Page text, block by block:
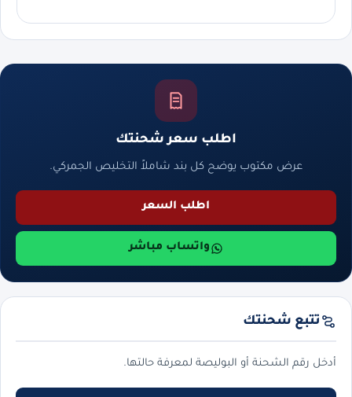
اطلب سعر شحنتك
عرض مكتوب يوضح كل بند شاملاً التخليص الجمركي.
اطلب السعر
واتساب مباشر
تتبع شحنتك
أدخل رقم الشحنة أو البوليصة لمعرفة حالتها.